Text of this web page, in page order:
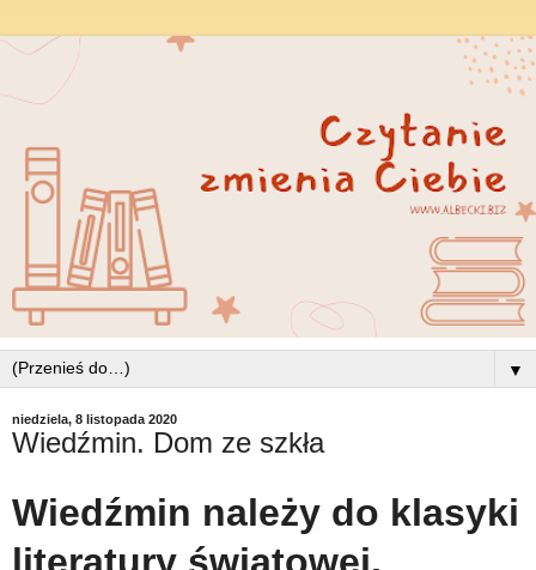
▼
niedziela, 8 listopada 2020
Wiedźmin. Dom ze szkła
Wiedźmin należy do klasyki
literatury światowej.